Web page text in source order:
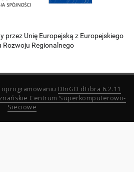
przez Unię Europejską z Europejskiego
Rozwoju Regionalnego
oprogramowaniu DInGO dLibra 6.2.11
Centrum Superkomputerowo-
Sieciowe